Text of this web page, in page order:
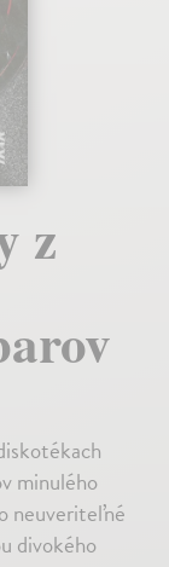
z
minulého
neuveriteľné
divokého